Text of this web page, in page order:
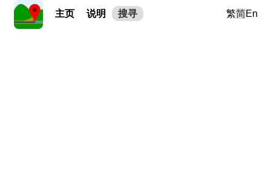
主页 说明 搜寻 繁简En